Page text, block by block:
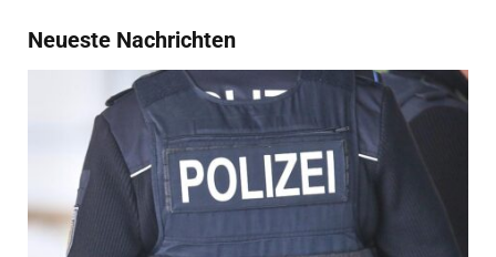
Neueste Nachrichten